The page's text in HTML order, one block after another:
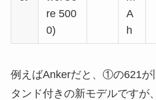
re 500
0)
A
h
例えばAnkerだと、①の621
タンド付きの新モデルですが